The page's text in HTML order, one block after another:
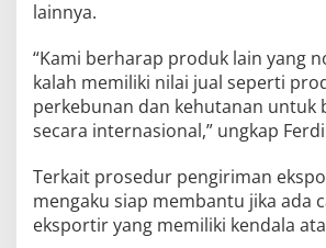
lainnya.
“Kami berharap produk lain yang
kalah memiliki nilai jual seperti
perkebunan dan kehutanan untuk
secara internasional,” ungkap
Terkait prosedur pengiriman
mengaku siap membantu jika ada
eksportir yang memiliki kendala